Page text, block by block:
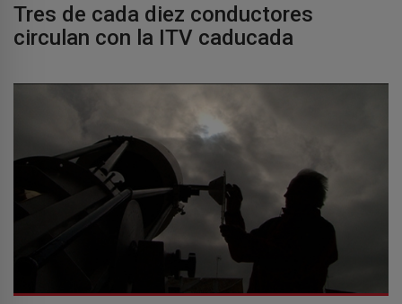
Tres de cada diez conductores
circulan con la ITV caducada